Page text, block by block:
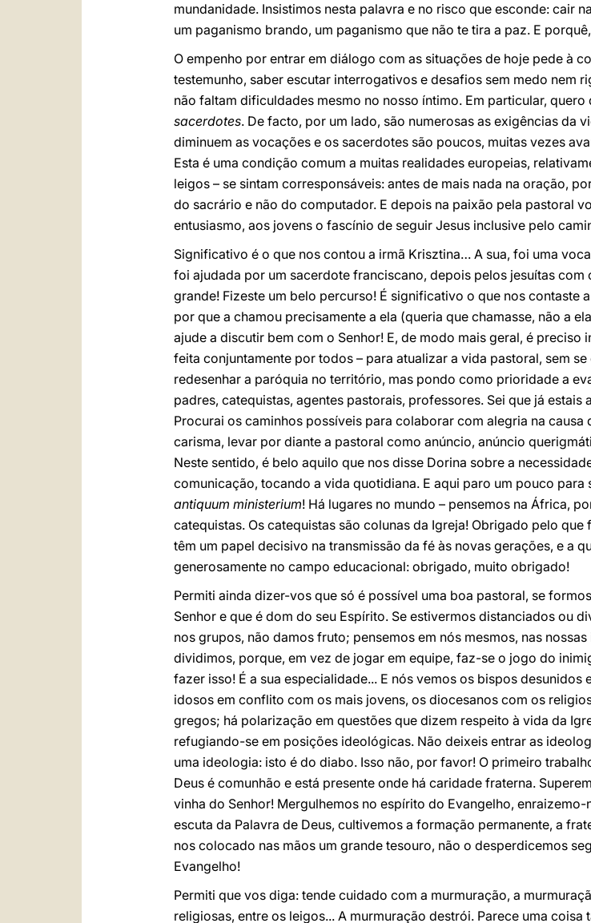
mundanidade. Insistimos nesta palavra e no risco que esconde: cair
um paganismo brando, um paganismo que não te tira a paz. E
O empenho por entrar em diálogo com as situações de hoje pede à
testemunho, saber escutar interrogativos e desafios sem medo nem
não faltam dificuldades mesmo no nosso íntimo. Em particular, quero
sacerdotes. De facto, por um lado, são numerosas as exigências da
diminuem as vocações e os sacerdotes são poucos, muitas vezes
Esta é uma condição comum a muitas realidades europeias,
leigos – se sintam corresponsáveis: antes de mais nada na oração,
do sacrário e não do computador. E depois na paixão pela pastoral
entusiasmo, aos jovens o fascínio de seguir Jesus inclusive pelo
Significativo é o que nos contou a irmã Krisztina… A sua, foi uma
foi ajudada por um sacerdote franciscano, depois pelos jesuítas
grande! Fizeste um belo percurso! É significativo o que nos contaste
por que a chamou precisamente a ela (queria que chamasse, não a
ajude a discutir bem com o Senhor! E, de modo mais geral, é
feita conjuntamente por todos – para atualizar a vida pastoral, sem
redesenhar a paróquia no território, mas pondo como prioridade a
padres, catequistas, agentes pastorais, professores. Sei que já
Procurai os caminhos possíveis para colaborar com alegria na
carisma, levar por diante a pastoral como anúncio, anúncio
Neste sentido, é belo aquilo que nos disse Dorina sobre a
comunicação, tocando a vida quotidiana. E aqui paro um pouco
antiquum ministerium! Há lugares no mundo – pensemos na África,
catequistas. Os catequistas são colunas da Igreja! Obrigado pelo
têm um papel decisivo na transmissão da fé às novas gerações, e a
generosamente no campo educacional: obrigado, muito obrigado!
Permiti ainda dizer-vos que só é possível uma boa pastoral, se
Senhor e que é dom do seu Espírito. Se estivermos distanciados ou
nos grupos, não damos fruto; pensemos em nós mesmos, nas
dividimos, porque, em vez de jogar em equipe, faz-se o jogo do
fazer isso! É a sua especialidade... E nós vemos os bispos
idosos em conflito com os mais jovens, os diocesanos com os
gregos; há polarização em questões que dizem respeito à vida da
refugiando-se em posições ideológicas. Não deixeis entrar as
uma ideologia: isto é do diabo. Isso não, por favor! O primeiro
Deus é comunhão e está presente onde há caridade fraterna.
vinha do Senhor! Mergulhemos no espírito do Evangelho,
escuta da Palavra de Deus, cultivemos a formação permanente, a
nos colocado nas mãos um grande tesouro, não o desperdicemos
Evangelho!
Permiti que vos diga: tende cuidado com a murmuração, a
religiosas, entre os leigos... A murmuração destrói. Parece uma